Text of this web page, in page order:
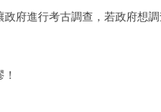
府進行考古調查，若政府想